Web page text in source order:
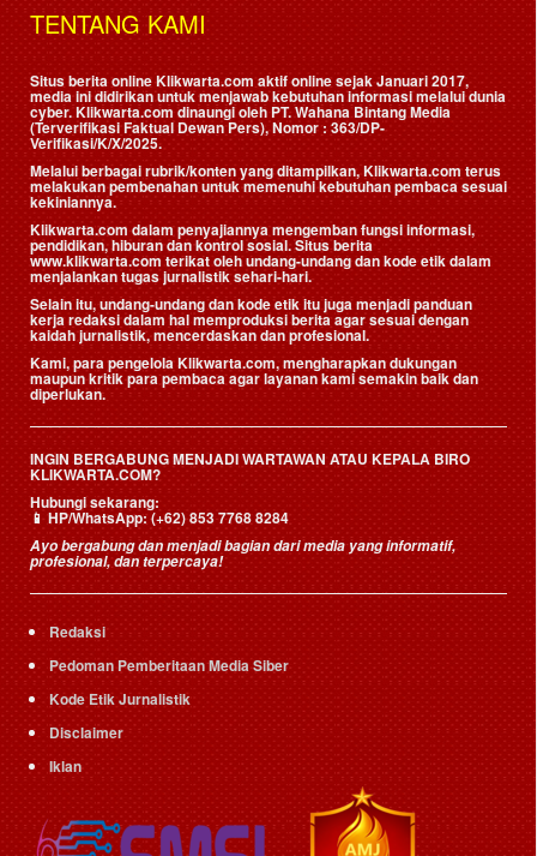
TENTANG KAMI
Situs berita online Klikwarta.com aktif online sejak Januari 2017,
media ini didirikan untuk menjawab kebutuhan informasi melalui dunia
cyber. Klikwarta.com dinaungi oleh PT. Wahana Bintang Media
(Terverifikasi Faktual Dewan Pers), Nomor : 363/DP-
Verifikasi/K/X/2025.
Melalui berbagai rubrik/konten yang ditampilkan, Klikwarta.com terus
melakukan pembenahan untuk memenuhi kebutuhan pembaca sesuai
kekiniannya.
Klikwarta.com dalam penyajiannya mengemban fungsi informasi,
pendidikan, hiburan dan kontrol sosial. Situs berita
www.klikwarta.com terikat oleh undang-undang dan kode etik dalam
menjalankan tugas jurnalistik sehari-hari.
Selain itu, undang-undang dan kode etik itu juga menjadi panduan
kerja redaksi dalam hal memproduksi berita agar sesuai dengan
kaidah jurnalistik, mencerdaskan dan profesional.
Kami, para pengelola Klikwarta.com, mengharapkan dukungan
maupun kritik para pembaca agar layanan kami semakin baik dan
diperlukan.
INGIN BERGABUNG MENJADI WARTAWAN ATAU KEPALA BIRO
KLIKWARTA.COM?
Hubungi sekarang:
📱HP/WhatsApp:(+62) 853 7768 8284
Ayo bergabung dan menjadi bagian dari media yang informatif,
profesional, dan terpercaya!
Redaksi
Pedoman Pemberitaan Media Siber
Kode Etik Jurnalistik
Disclaimer
Iklan